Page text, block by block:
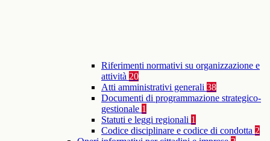
Riferimenti normativi su organizzazione e
attività 20
Atti amministrativi generali 38
Documenti di programmazione strategico-
gestionale 1
Statuti e leggi regionali 1
Codice disciplinare e codice di condotta 2